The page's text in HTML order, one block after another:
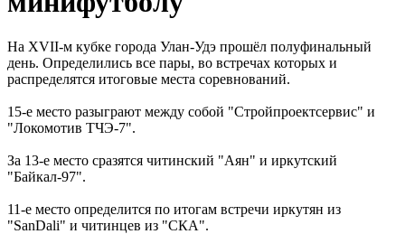
На XVII-м кубке города Улан-Удэ прошёл полуфинальный
день. Определились все пары, во встречах которых и
распределятся итоговые места соревнований.
15-е место разыграют между собой "Стройпроектсервис" и
"Локомотив ТЧЭ-7".
За 13-е место сразятся читинский "Аян" и иркутский
"Байкал-97".
11-е место определится по итогам встречи иркутян из
"SanDali" и читинцев из "СКА".